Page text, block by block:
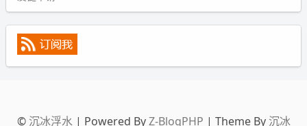
© 沉冰浮水| Powered ByZ-BlogPHP | Theme By 沉冰